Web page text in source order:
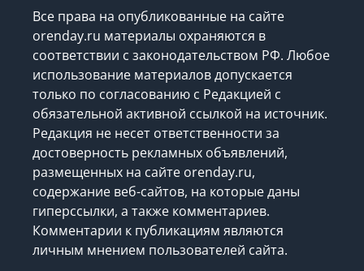
Все права на опубликованные на сайте
orenday.ru материалы охраняются в
соответствии с законодательством РФ. Любое
использование материалов допускается
только по согласованию с Редакцией с
обязательной активной ссылкой на источник.
Редакция не несет ответственности за
достоверность рекламных объявлений,
размещенных на сайте orenday.ru,
содержание веб-сайтов, на которые даны
гиперссылки, а также комментариев.
Комментарии к публикациям являются
личным мнением пользователей сайта.